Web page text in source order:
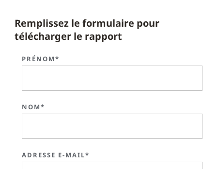
Remplissez le formulaire pour
télécharger le rapport
PRÉNOM*
NOM*
ADRESSE E-MAIL*